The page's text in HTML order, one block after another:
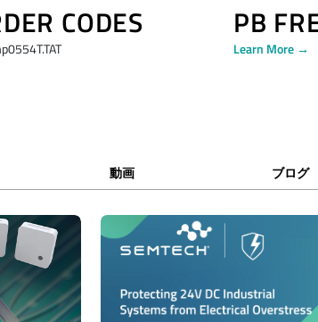
CODES PB
Learn More →
動画 ブログ